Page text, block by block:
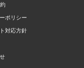
ポリシー
対応方針